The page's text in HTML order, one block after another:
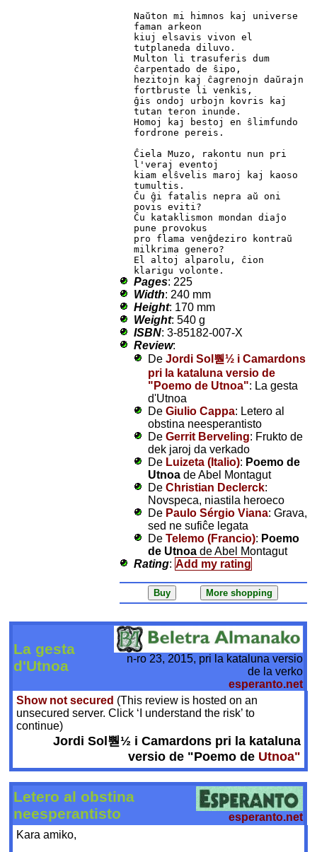
Naŭton mi himnos kaj universe
faman arkeon
kiuj elsavis vivon el
tutplaneda diluvo.
Multon li trasuferis dum
ĉarpentado de ŝipo,
hezitojn kaj ĉagrenojn daŭrajn
fortbruste li venkis,
ĝis ondoj urbojn kovris kaj
tutan teron inunde.
Homoj kaj bestoj en ŝlimfundo
fordrone pereis.
Ĉiela Muzo, rakontu nun pri
l'veraj eventoj
kiam elŝvelis maroj kaj kaoso
tumultis.
Ĉu ĝi fatalis nepra aŭ oni
povis eviti?
Ĉu kataklismon mondan diaĵo
pune provokus
pro flama venĝdeziro kontraŭ
milkrima genero?
El altoj alparolu, ĉion
klarigu volonte.
Pages: 225
Width: 240 mm
Height: 170 mm
Weight: 540 g
ISBN: 3-85182-007-X
Review:
De Jordi Sol뿯½ i Camardons
pri la kataluna versio de
"Poemo de Utnoa": La gesta
d'Utnoa
De Giulio Cappa: Letero al
obstina neesperantisto
De Gerrit Berveling: Frukto de
dek jaroj da verkado
De Luizeta (Italio): Poemo de
Utnoade Abel Montagut
De Christian Declerck:
Novspeca, niastila heroeco
De Paulo Sérgio Viana: Grava,
sed ne sufiĉe legata
De Telemo (Francio): Poemo
de Utnoade Abel Montagut
Rating: Add my rating
La gesta
d'Utnoa
n-ro 23, 2015, pri la kataluna versio
de la verko
esperanto.net
Show not secured (This review is hosted on an
unsecured server. Click ‘I understand the risk’ to
continue)
Jordi Sol뿯½ i Camardons pri la kataluna
versio de "Poemo de Utnoa"
Letero al obstina
neesperantisto
esperanto.net
Kara amiko,